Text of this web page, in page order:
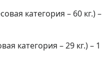
категория – 60 кг.) –
категория – 29 кг.) – 1